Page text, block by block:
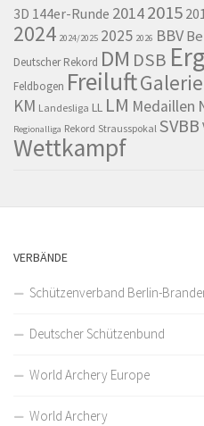
3D 144er-Runde 20142015
2024 2024/2025 2025 2026 BBV
Deutscher Rekord DM DSB
Feldbogen FreiluftGalerie
KM Landesliga LL LM Medaillen
Regionalliga Rekord Strausspokal SVBB
Wettkampf
VERBÄNDE
Schützenverband Berlin-
Deutscher Schützenbund
World Archery Europe
World Archery